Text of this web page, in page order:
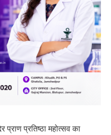
प्राण प्रतिष्ठा महोत्सव का